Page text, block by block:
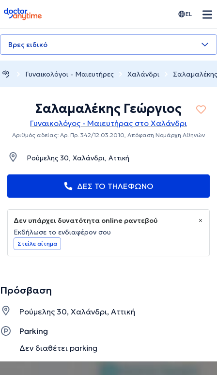
doctoranytime EL
Βρες ειδικό
Γυναικολόγοι - Μαιευτήρες Χαλάνδρι
Σαλαμαλέκης Γεώργιος
Γυναικολόγος - Μαιευτήρας στο Χαλάνδρι
Αριθμός αδείας: Αρ. Πρ. 342/12.03.2010, Απόφαση Νομάρχη Αθηνών
Ρούμελης 30, Χαλάνδρι, Αττική
ΔΕΣ ΤΟ ΤΗΛΕΦΩΝΟ
Δεν υπάρχει δυνατότητα online ραντεβού
Εκδήλωσε το ενδιαφέρον σου
Στείλε αίτημα
Πρόσβαση
Ρούμελης 30, Χαλάνδρι, Αττική
Parking
Δεν διαθέτει parking